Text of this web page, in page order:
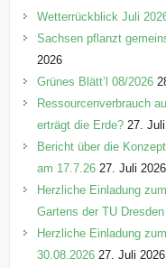
o
r
e
n
Wetterrückblick Juli
Sachsen pflanzt
2026
Grünes Blätt’l 08/2026
Ressourcenverbrauch
erträgt die Erde? 27.
Bericht über die
am 17.7.26 27. Juli 2026
Herzliche Einladung
Gartens der TU Dresden
Herzliche Einladung
30.08.2026 27. Juli 2026